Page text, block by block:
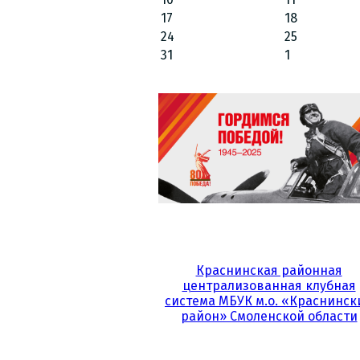
17
18
24
25
31
1
Краснинская районная
централизованная клубная
система МБУК м.о.
район» Смоленской области